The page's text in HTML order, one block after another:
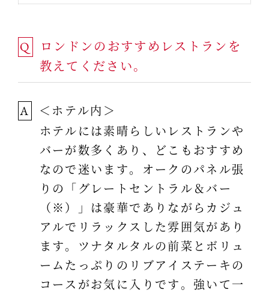
Q
ロンドンのおすすめレストランを
教えてください。
A
＜ホテル内＞
ホテルには素晴らしいレストランや
バーが数多くあり、どこもおすすめ
なので迷います。オークのパネル張
りの「グレートセントラル＆バー
（※）」は豪華でありながらカジュ
アルでリラックスした雰囲気があり
ます。ツナタルタルの前菜とボリュ
ームたっぷりのリブアイステーキの
コースがお気に入りです。強いて一